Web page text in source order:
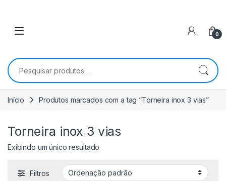
0
Pesquisar por:
Início Produtos marcados com a tag “Torneira inox 3 vias”
Torneira inox 3 vias
Exibindo um único resultado
Filtros